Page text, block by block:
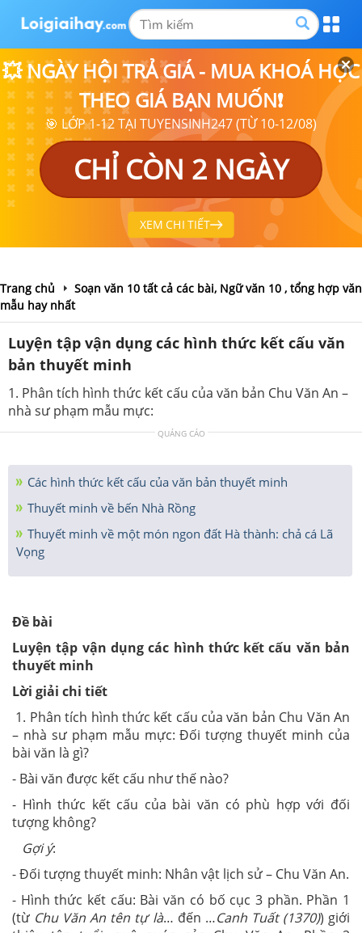
💥 NGÀY HỘI TRẢ GIÁ - MUA KHOÁ HỌC
THEO GIÁ BẠN MUỐN❗
🎯 LỚP 1-12 TẠI TUYENSINH247 (TỪ 10-12/08)
CHỈ CÒN 2 NGÀY
XEM CHI TIẾT
Trang chủ
Soạn văn 10 tất cả các bài, Ngữ văn 10 , tổng hợp văn
mẫu hay nhất
Luyện tập vận dụng các hình thức kết cấu văn
bản thuyết minh
1. Phân tích hình thức kết cấu của văn bản Chu Văn An –
nhà sư phạm mẫu mực:
QUẢNG CÁO
Các hình thức kết cấu của văn bản thuyết minh
Thuyết minh về bến Nhà Rồng
Thuyết minh về một món ngon đất Hà thành: chả cá Lã
Vọng
Đề bài
Luyện tập vận dụng các hình thức kết cấu văn bản
thuyết minh
Lời giải chi tiết
1. Phân tích hình thức kết cấu của văn bản Chu Văn An
– nhà sư phạm mẫu mực: Đối tượng thuyết minh của
bài văn là gì?
- Bài văn được kết cấu như thế nào?
- Hình thức kết cấu của bài văn có phù hợp với đối
tượng không?
Gợi ý:
- Đối tượng thuyết minh: Nhân vật lịch sử – Chu Văn An.
- Hình thức kết cấu: Bài văn có bố cục 3 phần. Phần 1
(từ Chu Văn An tên tự là… đến …Canh Tuất (1370)) giới